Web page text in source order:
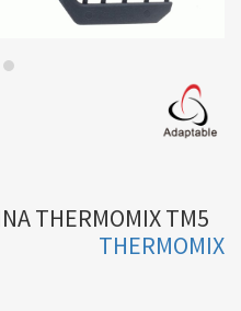
THERMOMIX TM5
THERMOMIX